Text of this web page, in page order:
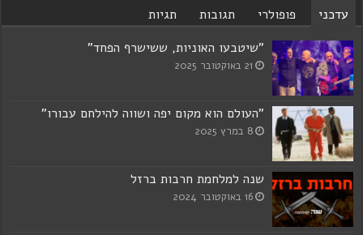
עדכני פופולרי תגובות
תגיות
"שיטבעו האוניות, ששישרף הפחד"
21 באוקטובר 2025
"העולם הוא מקום יפה ושווה להילחם עבורו"
8 במרץ 2025
שנה למלחמת חרבות ברזל
16 באוקטובר 2024